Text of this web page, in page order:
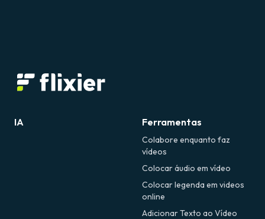
IA Ferramentas
Colabore enquanto faz
vídeos
Colocar áudio em vídeo
Colocar legenda em videos
online
Adicionar Texto ao Vídeo